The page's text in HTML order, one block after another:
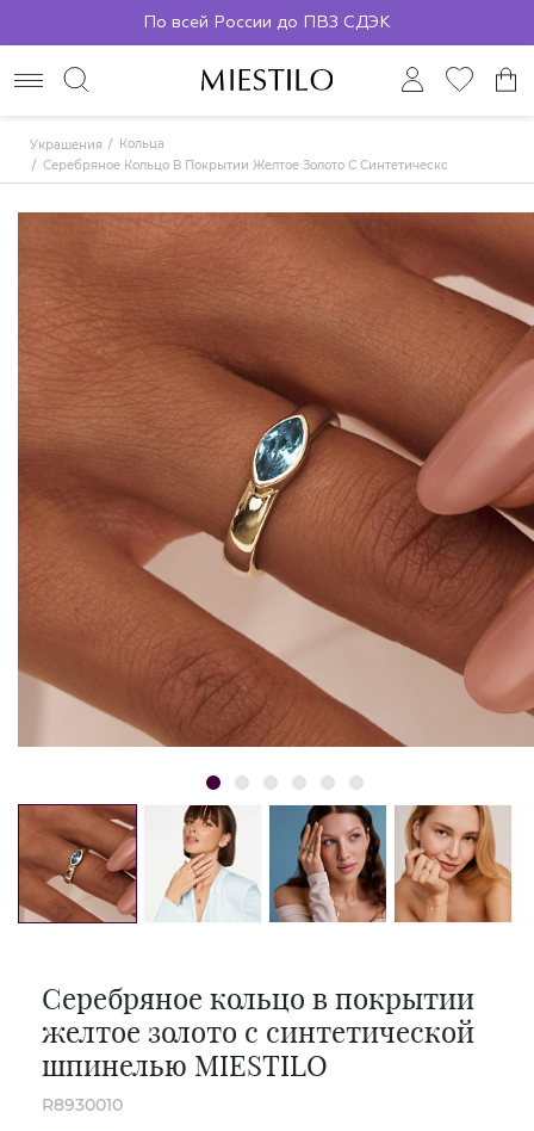
По всей России до ПВЗ СДЭК
Украшения
Кольца
Серебряное Кольцо В Покрытии Желтое Золото С Синтетической Шпинелью
Серебряное кольцо в покрытии
желтое золото с синтетической
шпинелью MIESTILO
R8930010